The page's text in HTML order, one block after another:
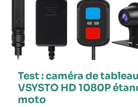
Test : caméra de
VSYSTO HD 1080P
moto